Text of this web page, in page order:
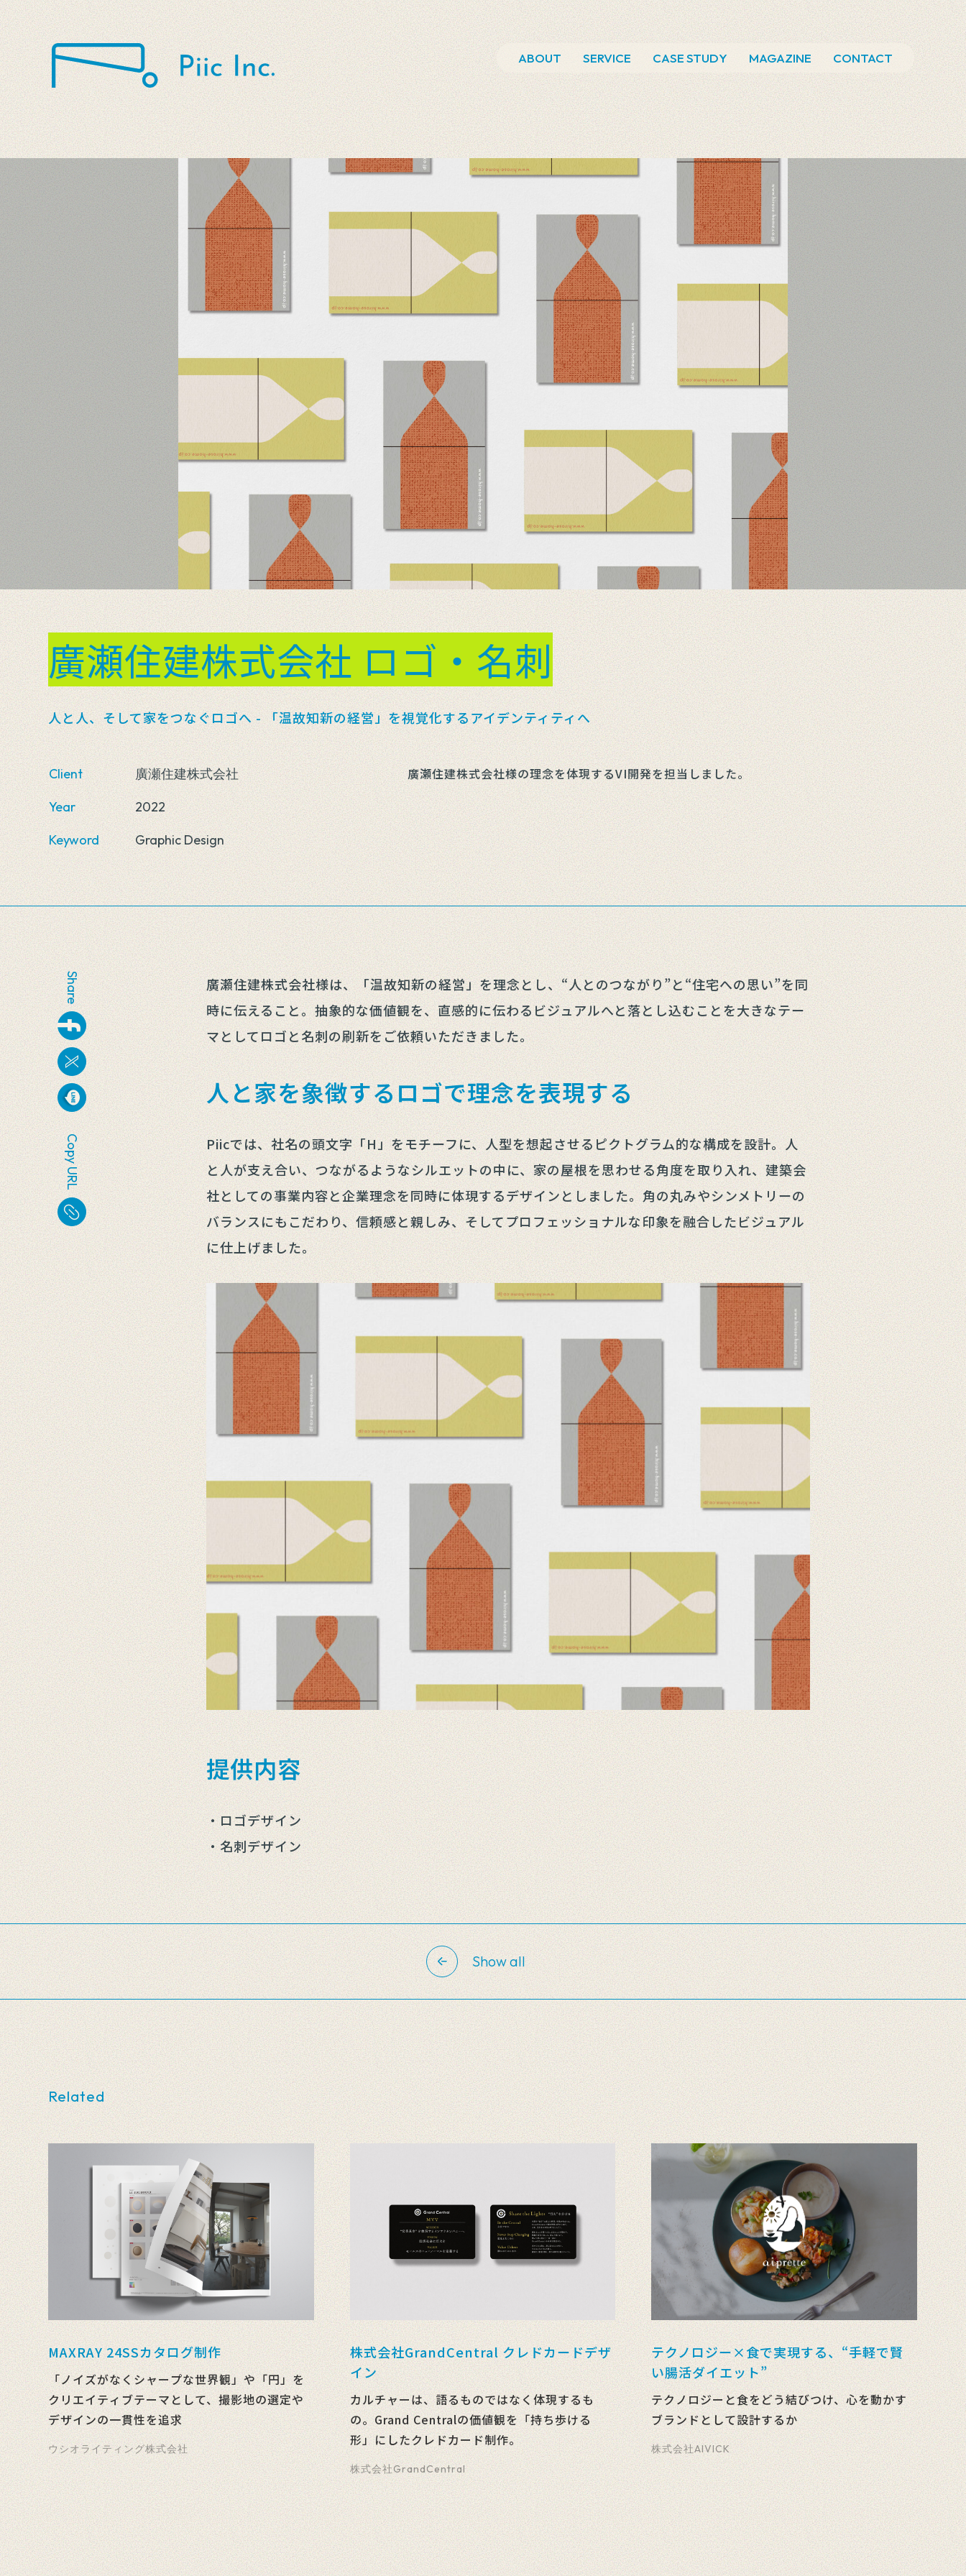
ABOUT SERVICE CASE STUDY MAGAZINE CONTACT
廣瀬住建株式会社 ロゴ・名刺
人と人、そして家をつなぐロゴへ - 「温故知新の経営」を視覚化するアイデンティティへ
Client
廣瀬住建株式会社
Year
2022
Keyword
Graphic Design
廣瀬住建株式会社様の理念を体現するVI開発を担当しました。
廣瀬住建株式会社様は、「温故知新の経営」を理念とし、“人とのつながり”と“住宅への思い”を同
時に伝えること。抽象的な価値観を、直感的に伝わるビジュアルへと落とし込むことを大きなテー
マとしてロゴと名刺の刷新をご依頼いただきました。
人と家を象徴するロゴで理念を表現する
Piicでは、社名の頭文字「H」をモチーフに、人型を想起させるピクトグラム的な構成を設計。人
と人が支え合い、つながるようなシルエットの中に、家の屋根を思わせる角度を取り入れ、建築会
社としての事業内容と企業理念を同時に体現するデザインとしました。角の丸みやシンメトリーの
バランスにもこだわり、信頼感と親しみ、そしてプロフェッショナルな印象を融合したビジュアル
に仕上げました。
提供内容
・ロゴデザイン
・名刺デザイン
Share
Copy URL
Show all
Related
MAXRAY 24SSカタログ制作
「ノイズがなくシャープな世界観」や「円」を
クリエイティブテーマとして、撮影地の選定や
デザインの一貫性を追求
ウシオライティング株式会社
株式会社GrandCentral クレドカードデザ
イン
カルチャーは、語るものではなく体現するも
の。Grand Centralの価値観を「持ち歩ける
形」にしたクレドカード制作。
株式会社GrandCentral
テクノロジー×食で実現する、“手軽で賢
い腸活ダイエット”
テクノロジーと食をどう結びつけ、心を動かす
ブランドとして設計するか
株式会社AIVICK